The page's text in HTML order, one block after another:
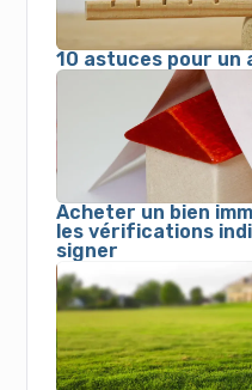
10 astuces pour un
Acheter un bien
les vérifications
signer